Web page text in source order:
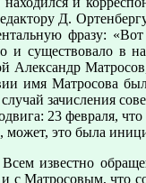
Д.
фразу:
и существовало в
имя Матросова
зачисления
23 февраля,
это была
известно
Матросовым, что